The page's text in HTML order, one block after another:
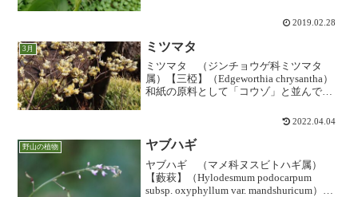
が、これは浮遊せず浅瀬に着生するタイ
2019.02.28
3月 ミツマタ
ミツマタ （ジンチョウゲ科ミツマタ
属）【三椏】（Edgeworthia chrysantha）
和紙の原料として「コウゾ」と並んで重
ような雰囲気の枝ぶりと質感ですが、枝
す...
2022.04.04
野山の植物 ヤブハギ
ヤブハギ （マメ科ヌスビトハギ属）
【藪萩】（Hylodesmum podocarpum
subsp. oxyphyllum var. mandshuricum）